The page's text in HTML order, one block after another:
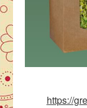
https://